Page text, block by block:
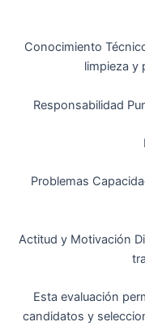
Conocimiento
limpieza y
Responsabilidad
Problemas
Actitud y Motivación
Esta evaluación
candidatos y